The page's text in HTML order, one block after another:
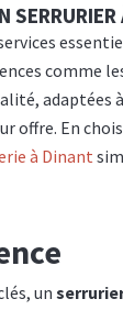
SERRURIER
comme
adaptées
offre. En
à Dinant
un